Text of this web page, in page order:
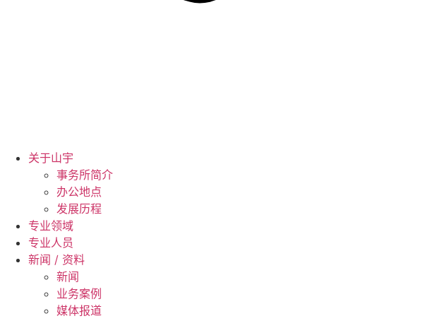
关于山宇
事务所简介
办公地点
发展历程
专业领域
专业人员
新闻 / 资料
新闻
业务案例
媒体报道